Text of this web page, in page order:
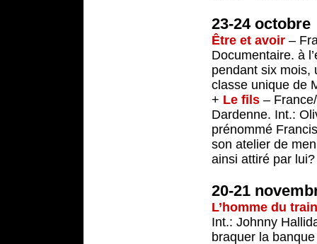
23-24 octobre
Être et avoir –
Documentaire. à
pendant six mois,
classe unique de
+ Le fils –
Dardenne. Int.:
prénommé
son atelier de
ainsi attiré par
20-21
L’homme du train
Int.: Johnny
braquer la